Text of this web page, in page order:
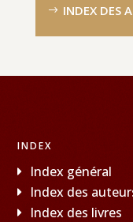
INDEX DES
INDEX
Index général
Index des
Index des livres